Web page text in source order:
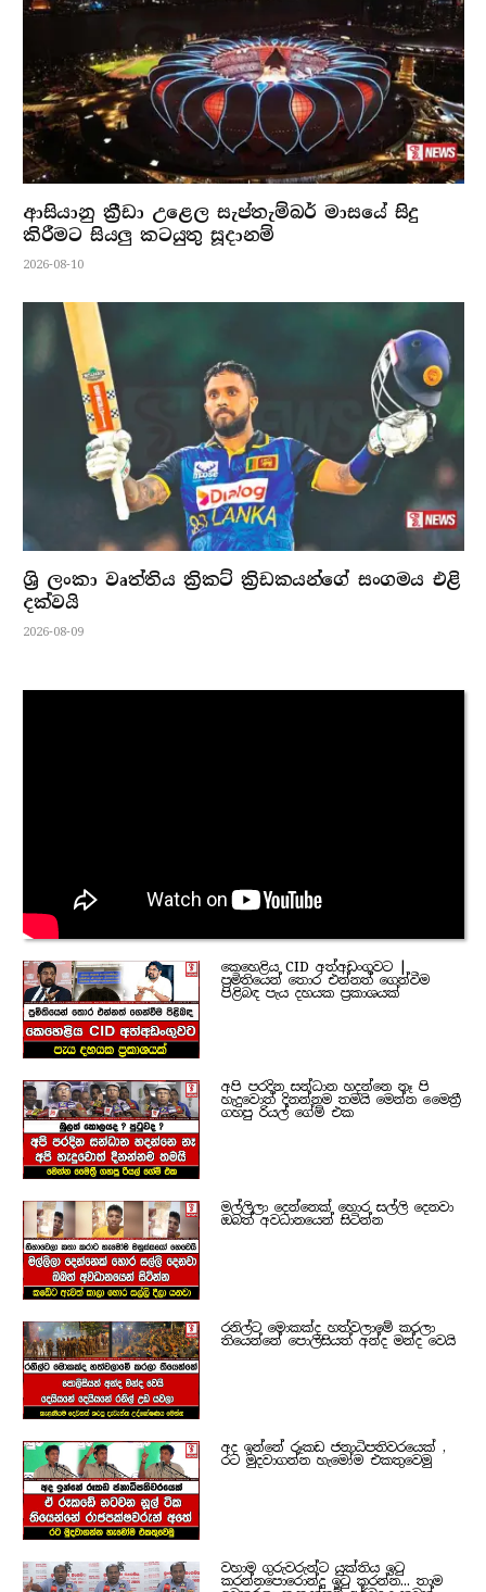
ආසියානු ක්‍රීඩා උළෙල සැප්තැම්බර් මාසයේ සිදු
කිරීමට සියලු කටයුතු සූදානම්
2026-08-10
ශ්‍රි ලංකා වෘත්තිය ක්‍රිකට් ක්‍රිඩකයන්ගේ සංගමය එළි
දක්වයි
2026-08-09
කෙහෙළිය CID අත්අඩංගුවට |
ප්‍රමිතියෙන් තොර එන්නත් ගෙන්වීම
පිළිබඳ පැය දහයක ප්‍රකාශයක්
අපි පරදින සන්ධාන හදන්නෙ නෑ පි
හැදුවොත් දිනන්නම තමයි මෙන්න මෛත්‍රී
ගහපු රියල් ගේම් එක
මල්ලිලා දෙන්නෙක් හොර සල්ලි දෙනවා
ඔබත් අවධානයෙන් සිටින්න
රනිල්ට මොකක්ද හත්වලාමේ කරලා
තියෙන්නේ පොලිසියත් අන්ද මන්ද වෙයි
අද ඉන්නේ රූකඩ ජනාධිපතිවරයෙක් ,
රට මුදවාගන්න හැමෝම එකතුවෙමු
වහාම ගුරුවරුන්ට යුක්තිය ඉටු
කරන්නපොරොන්දු ඉටු කරන්න... තාම